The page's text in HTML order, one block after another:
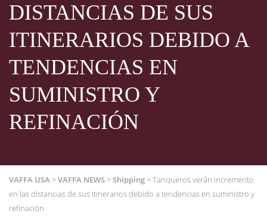
DISTANCIAS DE SUS
ITINERARIOS DEBIDO A
TENDENCIAS EN
SUMINISTRO Y
REFINACIÓN
VAFFA USA>VAFFA NEWS>Shipping>Tanqueros verán incremento
en las distancias de sus itinerarios debido a tendencias en suministro y
refinación